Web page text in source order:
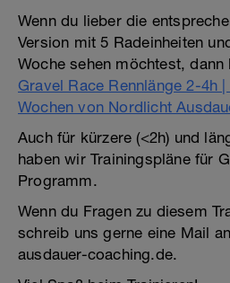
Wenn du lieber die
Version mit 5 Radeinheiten
Woche sehen möchtest,
Gravel Race Rennlänge 2-4h
Wochen von Nordlicht
Auch für kürzere (<2h) und
haben wir Trainingspläne für
Programm.
Wenn du Fragen zu diesem
schreib uns gerne eine Mail
ausdauer-coaching.de.